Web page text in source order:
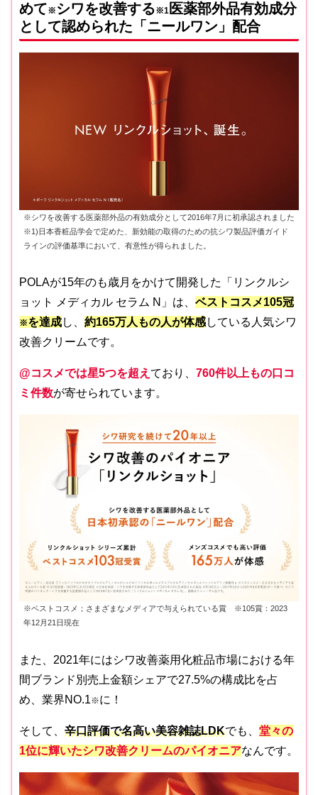
めて※ シワを改善する※1 医薬部外品有効成分
として認められた「ニールワン」配合
※シワを改善する医薬部外品の有効成分として2016年7月に初承認されました
※1)日本香粧品学会で定めた、新効能の取得のための抗シワ製品評価ガイド
ラインの評価基準において、有意性が得られました。
POLAが15年のも歳月をかけて開発した「リンクルシ
ョット メディカル セラム N」は、 ベストコスメ105冠
※を達成し、 約165万人もの人が体感している人気シワ
改善クリームです。
@コスメでは星5つを超え ており、 760件以上もの口コ
ミ件数が寄せられています。
※ベストコスメ；さまざまなメディアで与えられている賞 ※105賞：2023
年12月21日現在
また、2021年にはシワ改善薬用化粧品市場における年
間ブランド別売上金額シェアで27.5%の構成比を占
め、業界NO.1※に！
そして、 辛口評価で名高い美容雑誌LDKでも、 堂々の
1位に輝いたシワ改善クリームのパイオニアなんです。